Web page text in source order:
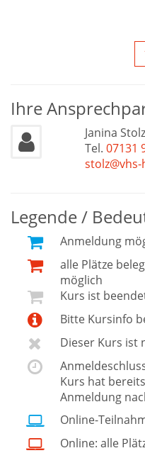
Ihre
Janina Stolz
Tel. 07131
Legende /
Anmeldung
alle Plätze
möglich
Kurs ist
Bitte Kursinfo
Dieser Kurs ist
Kurs hat
Anmeldung
Online-
Online: alle